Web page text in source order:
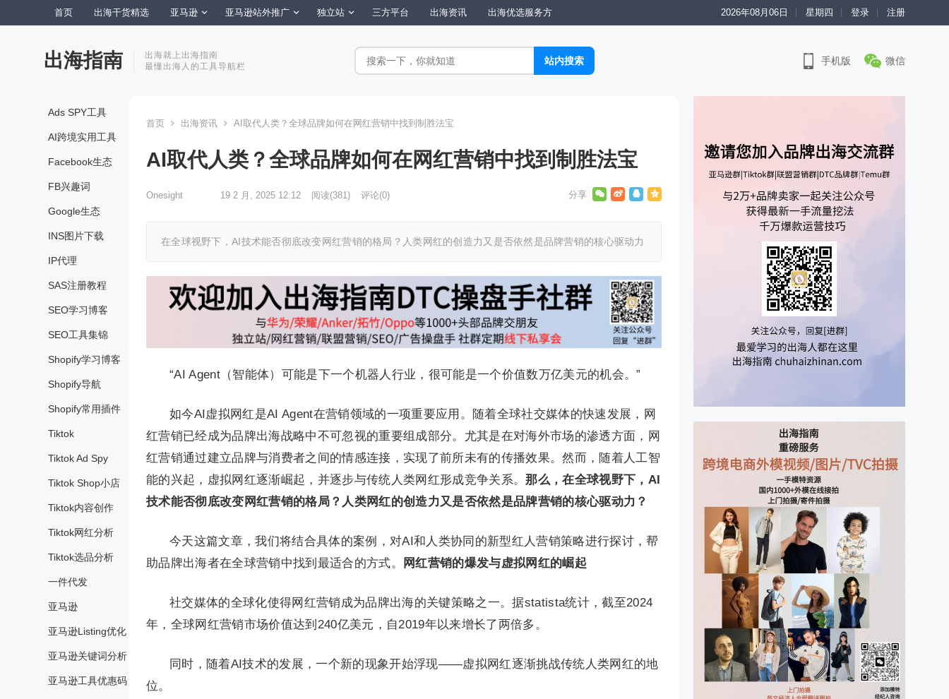
首页 出海干货精选 亚马逊 亚马逊站外推广 独立站 三方平台 出海资讯 出海优选服务方 2026年08月06日 星期四 登录 注册
出海指南
出海就上出海指南
最懂出海人的工具导航栏
手机版 微信
Ads SPY工具
AI跨境实用工具
Facebook生态
FB兴趣词
Google生态
INS图片下载
IP代理
SAS注册教程
SEO学习博客
SEO工具集锦
Shopify学习博客
Shopify导航
Shopify常用插件
Tiktok
Tiktok Ad Spy
Tiktok Shop小店
Tiktok内容创作
Tiktok网红分析
Tiktok选品分析
一件代发
亚马逊
亚马逊Listing优化
亚马逊关键词分析
亚马逊工具优惠码
首页 出海资讯 AI取代人类？全球品牌如何在网红营销中找到制胜法宝
AI取代人类？全球品牌如何在网红营销中找到制胜法宝
Onesight 19 2 月, 2025 12:12 阅读(381) 评论(0)
在全球视野下，AI技术能否彻底改变网红营销的格局？人类网红的创造力又是否依然是品牌营销的核心驱动力
“AI Agent（智能体）可能是下一个机器人行业，很可能是一个价值数万亿美元的机会。”
如今AI虚拟网红是AI Agent在营销领域的一项重要应用。随着全球社交媒体的快速发展，网
红营销已经成为品牌出海战略中不可忽视的重要组成部分。尤其是在对海外市场的渗透方面，网
红营销通过建立品牌与消费者之间的情感连接，实现了前所未有的传播效果。然而，随着人工智
能的兴起，虚拟网红逐渐崛起，并逐步与传统人类网红形成竞争关系。那么，在全球视野下，AI
技术能否彻底改变网红营销的格局？人类网红的创造力又是否依然是品牌营销的核心驱动力？
今天这篇文章，我们将结合具体的案例，对AI和人类协同的新型红人营销策略进行探讨，帮
助品牌出海者在全球营销中找到最适合的方式。
网红营销的爆发与虚拟网红的崛起
社交媒体的全球化使得网红营销成为品牌出海的关键策略之一。据statista统计，截至2024
年，全球网红营销市场价值达到240亿美元，自2019年以来增长了两倍多。
同时，随着AI技术的发展，一个新的现象开始浮现——虚拟网红逐渐挑战传统人类网红的地
位。